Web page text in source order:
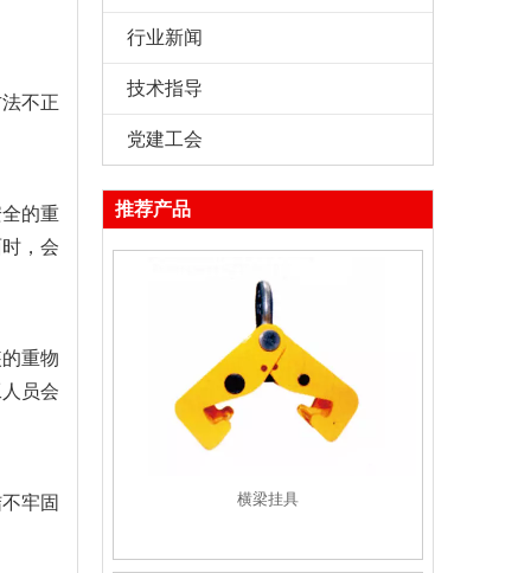
不正
的重
，会
重物
员会
牢固
行业新闻
技术指导
党建工会
推荐产品
横梁挂具